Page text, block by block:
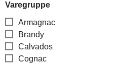
Varegruppe
Armagnac
Brandy
Calvados
Cognac